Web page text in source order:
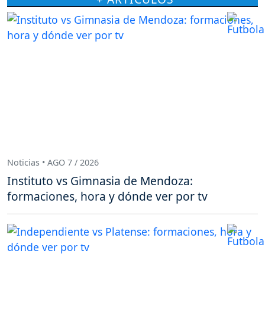
Noticias • AGO 7 / 2026
Instituto vs Gimnasia de Mendoza:
formaciones, hora y dónde ver por tv